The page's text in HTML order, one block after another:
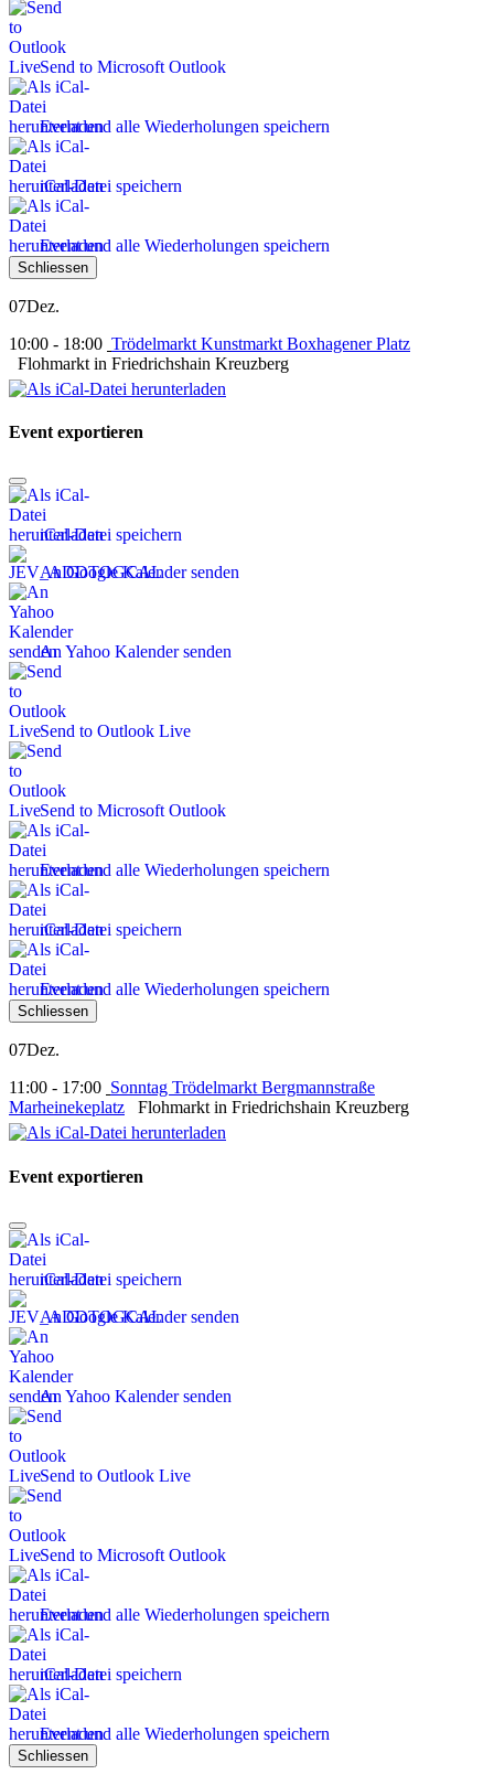
Send to Microsoft Outlook
Event und alle Wiederholungen speichern
iCal-Datei speichern
Event und alle Wiederholungen speichern
Schliessen
07Dez.
10:00 - 18:00 Trödelmarkt Kunstmarkt Boxhagener Platz
Flohmarkt in Friedrichshain Kreuzberg
Event exportieren
iCal-Datei speichern
An Google Kalender senden
An Yahoo Kalender senden
Send to Outlook Live
Send to Microsoft Outlook
Event und alle Wiederholungen speichern
iCal-Datei speichern
Event und alle Wiederholungen speichern
Schliessen
07Dez.
11:00 - 17:00 Sonntag Trödelmarkt Bergmannstraße
Marheinekeplatz Flohmarkt in Friedrichshain Kreuzberg
Event exportieren
iCal-Datei speichern
An Google Kalender senden
An Yahoo Kalender senden
Send to Outlook Live
Send to Microsoft Outlook
Event und alle Wiederholungen speichern
iCal-Datei speichern
Event und alle Wiederholungen speichern
Schliessen